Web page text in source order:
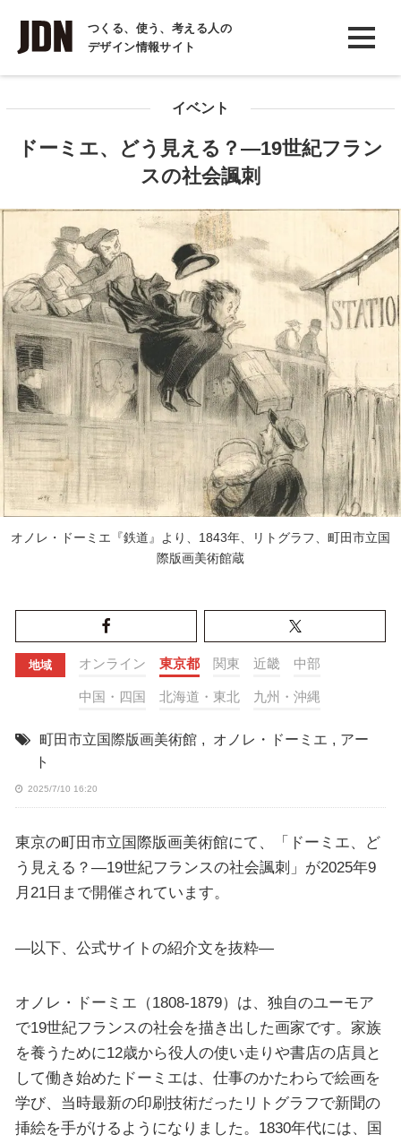
つくる、使う、考える人の
デザイン情報サイト
INTERVIEW
インタビュー
イベント
ドーミエ、どう見える？―19世紀フラン
スの社会諷刺
オノレ・ドーミエ『鉄道』より、1843年、リトグラフ、町田市立国
際版画美術館蔵
地域 オンライン 東京都 関東 近畿 中部
中国・四国 北海道・東北 九州・沖縄
町田市立国際版画美術館 , オノレ・ドーミエ , アー
ト
2025/7/10 16:20
東京の町田市立国際版画美術館にて、「ドーミエ、ど
う見える？―19世紀フランスの社会諷刺」が2025年9
月21日まで開催されています。
—以下、公式サイトの紹介文を抜粋—
オノレ・ドーミエ（1808-1879）は、独自のユーモア
で19世紀フランスの社会を描き出した画家です。家族
を養うために12歳から役人の使い走りや書店の店員と
して働き始めたドーミエは、仕事のかたわらで絵画を
学び、当時最新の印刷技術だったリトグラフで新聞の
挿絵を手がけるようになりました。1830年代には、国